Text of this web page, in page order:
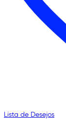
Lista de Desejos